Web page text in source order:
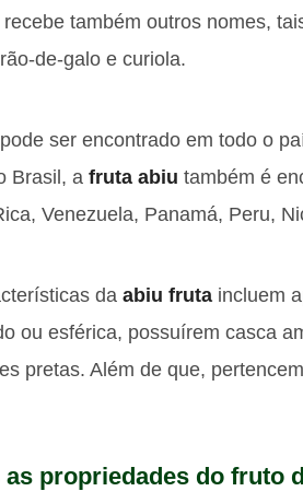
recebe também outros nomes,
de-galo e curiola.
ser encontrado em todo o
Brasil, a fruta abiu também é
Venezuela, Panamá, Peru,
da abiu fruta incluem
ou esférica, possuírem casca
pretas. Além de que,
as propriedades do fruto